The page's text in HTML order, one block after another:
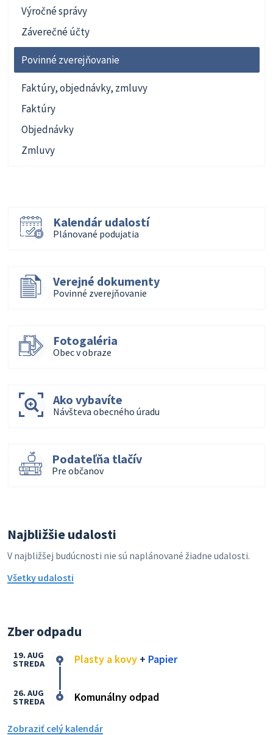
Výročné správy
Záverečné účty
Povinné zverejňovanie
Faktúry, objednávky, zmluvy
Faktúry
Objednávky
Zmluvy
Kalendár udalostí
Plánované podujatia
Verejné dokumenty
Povinné zverejňovanie
Fotogaléria
Obec v obraze
Ako vybavíte
Návšteva obecného úradu
Podateľňa tlačív
Pre občanov
Najbližšie udalosti
V najbližšej budúcnosti nie sú naplánované žiadne udalosti.
Všetky udalosti
Zber odpadu
Plasty a kovy + Papier
19. AUG
STREDA
Komunálny odpad
26. AUG
STREDA
Zobraziť celý kalendár